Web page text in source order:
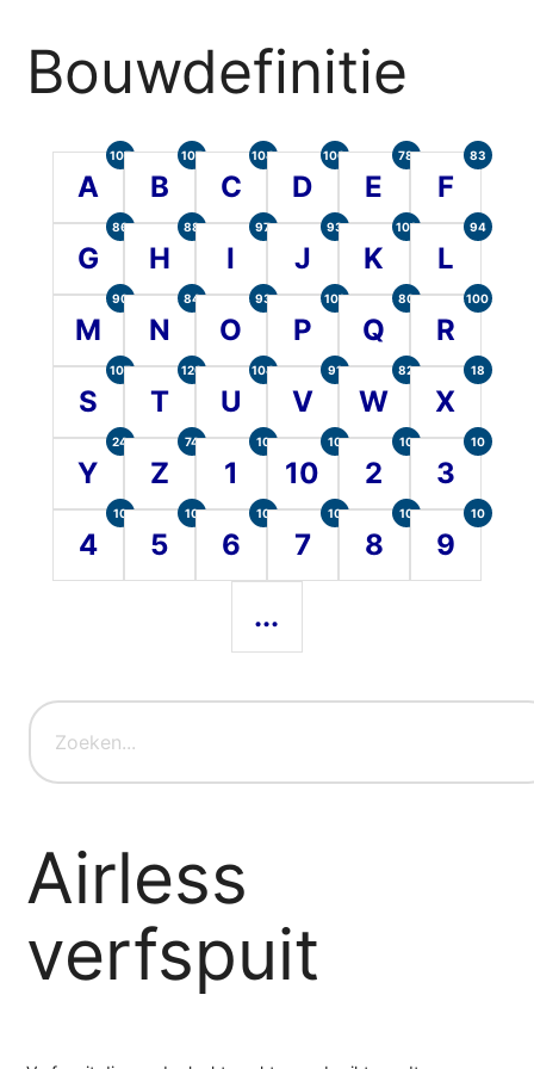
Bouwdefinitie
A
105
B
107
C
104
D
100
E
78
F
83
G
86
H
88
I
97
J
93
K
101
L
94
M
90
N
84
O
93
P
101
Q
80
R
100
S
107
T
120
U
104
V
91
W
82
X
18
Y
24
Z
74
1
10
10
10
2
10
3
10
4
10
5
10
6
10
7
10
8
10
9
10
...
Airless
verfspuit